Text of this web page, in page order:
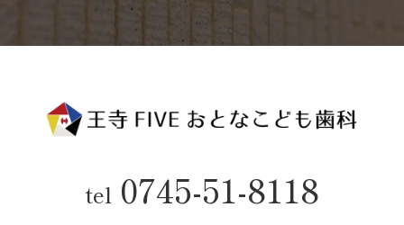
tel 0745-51-8118